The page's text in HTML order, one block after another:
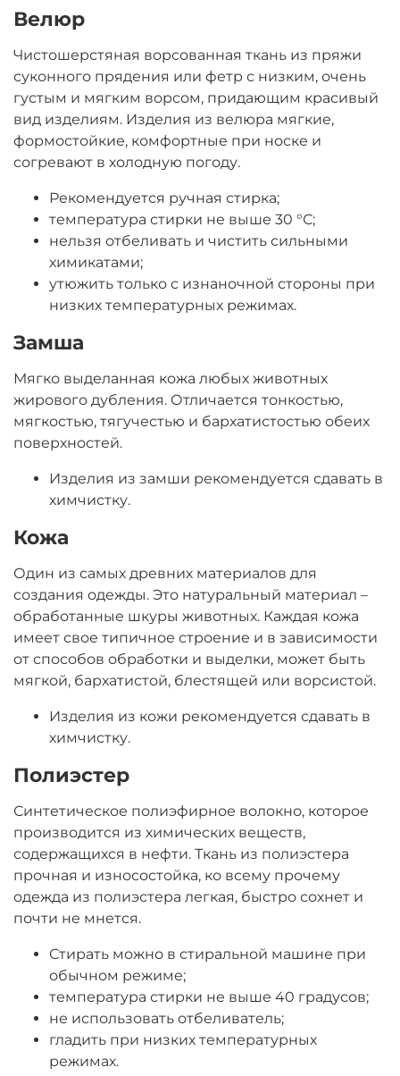
Велюр
Чистошерстяная ворсованная ткань из пряжи
суконного прядения или фетр с низким, очень
густым и мягким ворсом, придающим красивый
вид изделиям. Изделия из велюра мягкие,
формостойкие, комфортные при носке и
согревают в холодную погоду.
Рекомендуется ручная стирка;
температура стирки не выше 30 °С;
нельзя отбеливать и чистить сильными
химикатами;
утюжить только с изнаночной стороны при
низких температурных режимах.
Замша
Мягко выделанная кожа любых животных
жирового дубления. Отличается тонкостью,
мягкостью, тягучестью и бархатистостью обеих
поверхностей.
Изделия из замши рекомендуется сдавать в
химчистку.
Кожа
Один из самых древних материалов для
создания одежды. Это натуральный материал –
обработанные шкуры животных. Каждая кожа
имеет свое типичное строение и в зависимости
от способов обработки и выделки, может быть
мягкой, бархатистой, блестящей или ворсистой.
Изделия из кожи рекомендуется сдавать в
химчистку.
Полиэстер
Синтетическое полиэфирное волокно, которое
производится из химических веществ,
содержащихся в нефти. Ткань из полиэстера
прочная и износостойка, ко всему прочему
одежда из полиэстера легкая, быстро сохнет и
почти не мнется.
Стирать можно в стиральной машине при
обычном режиме;
температура стирки не выше 40 градусов;
не использовать отбеливатель;
гладить при низких температурных
режимах.